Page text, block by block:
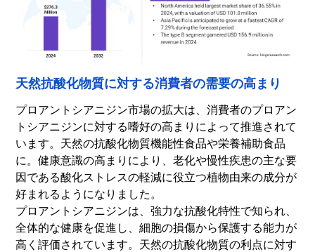
天然抗酸化物質に対する消費者の需要の高まり
プロアントシアニジン市場の拡大は、消費者のプロアン
トシアニジンに対する嗜好の高まりによって推進されて
います。 天然の抗酸化物質機能性食品や栄養補助食品
に。健康意識の高まりにより、老化や慢性疾患の主な要
因である酸化ストレスの軽減に役立つ植物由来の成分が
好まれるようになりました。
プロアントシアニジンは、強力な抗酸化特性で知られ、
全体的な健康を促進し、細胞の損傷から保護する能力が
高く評価されています。天然の抗酸化物質の利点に対す